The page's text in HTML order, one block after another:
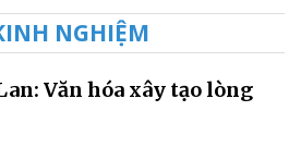
NGHIỆM
Văn hóa xây tạo lòng